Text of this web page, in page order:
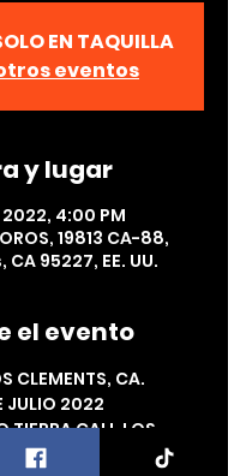
EN TAQUILLA
eventos
y lugar
2022, 4:00 PM
19813 CA-88,
95227, EE. UU.
el evento
CLEMENTS, CA.
JULIO 2022
TIERRA CALI, LOS
PODER , GRUPO